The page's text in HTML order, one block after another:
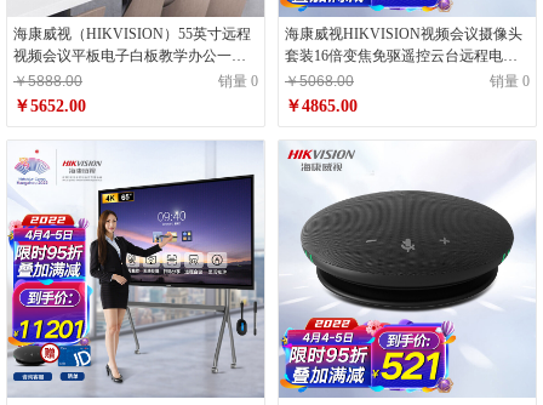
海康威视（HIKVISION）55英寸远程
视频会议平板电子白板教学办公一体
机4K超高清触摸显示智慧屏DS-
D5B55RO/B
￥5888.00 销量 0
￥5652.00
海康威视HIKVISION视频会议摄像头
套装16倍变焦免驱遥控云台远程电脑
笔记本在线网课教育2.4G蓝牙麦克风
￥5068.00 销量 0
￥4865.00